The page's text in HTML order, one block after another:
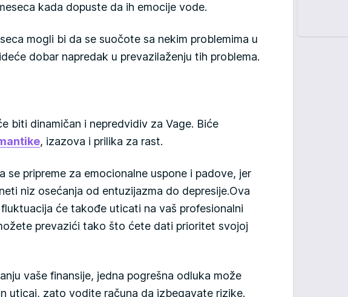
kada dopuste da ih emocije vode.
mogli bi da se suočote sa nekim problemima u
dobar napredak u prevazilaženju tih problema.
biti dinamičan i nepredvidiv za Vage. Biće
, izazova i prilika za rast.
se pripreme za emocionalne uspone i padove, jer
niz osećanja od entuzijazma do depresije.Ova
će takođe uticati na vaš profesionalni
prevazići tako što ćete dati prioritet svojoj
vaše finansije, jedna pogrešna odluka može
uticaj, zato vodite računa da izbegavate rizike.